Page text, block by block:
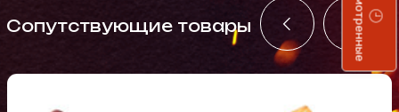
Cопутствующие товары